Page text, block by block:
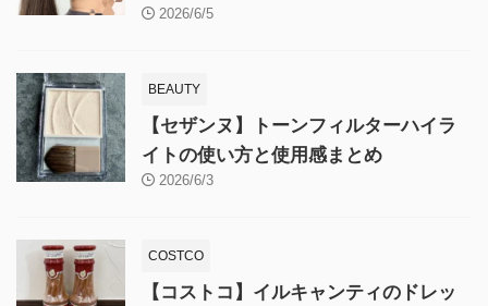
2026/6/5
BEAUTY
【セザンヌ】トーンフィルターハイラ
イトの使い方と使用感まとめ
2026/6/3
COSTCO
【コストコ】イルキャンティのドレッ